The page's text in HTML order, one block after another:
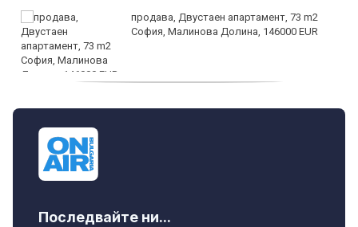
продава, Двустаен апартамент, 73 m2
София, Малинова Долина, 146000 EUR
Последвайте ни...